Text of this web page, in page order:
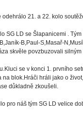
odehrálo 21. a 22. kolo
SG LD se Šlapanicemi .
B,Paul-S,Masař-
skvěle povzbuzovali silným
se v konci 1. prvního
na blok.Hráči hráli jako o
důkladně zkoušeli.
pro náš tým SG LD velice